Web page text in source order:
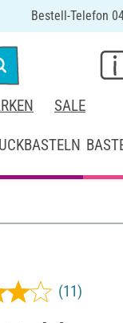
Bestell-Telefon
SALE
(11)